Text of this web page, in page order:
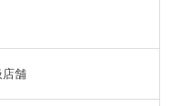
店舗